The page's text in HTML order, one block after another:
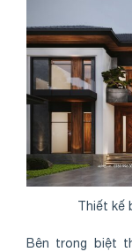
Thiết kế
Bên trong biệt